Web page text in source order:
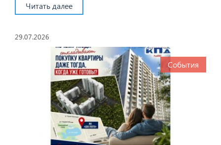
Читать далее
29.07.2026
События